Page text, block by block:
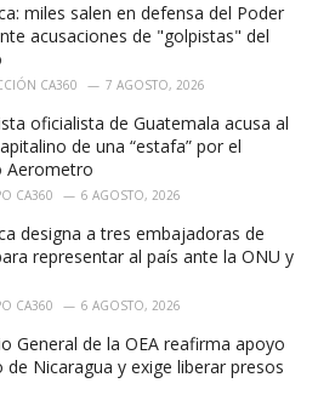
miles salen en defensa del Poder
acusaciones de "golpistas" del
CA360 7 AGOSTO, 2026
oficialista de Guatemala acusa al
de una “estafa” por el
Aerometro
CA360 6 AGOSTO, 2026
designa a tres embajadoras de
representar al país ante la ONU y
CA360 6 AGOSTO, 2026
General de la OEA reafirma apoyo
de Nicaragua y exige liberar presos